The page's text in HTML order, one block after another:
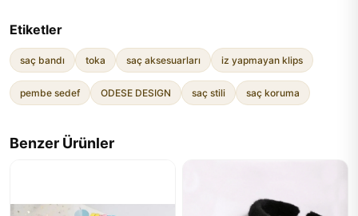
Etiketler
saç bandı toka saç aksesuarları iz yapmayan klips
pembe sedef ODESE DESIGN saç stili saç koruma
Benzer Ürünler